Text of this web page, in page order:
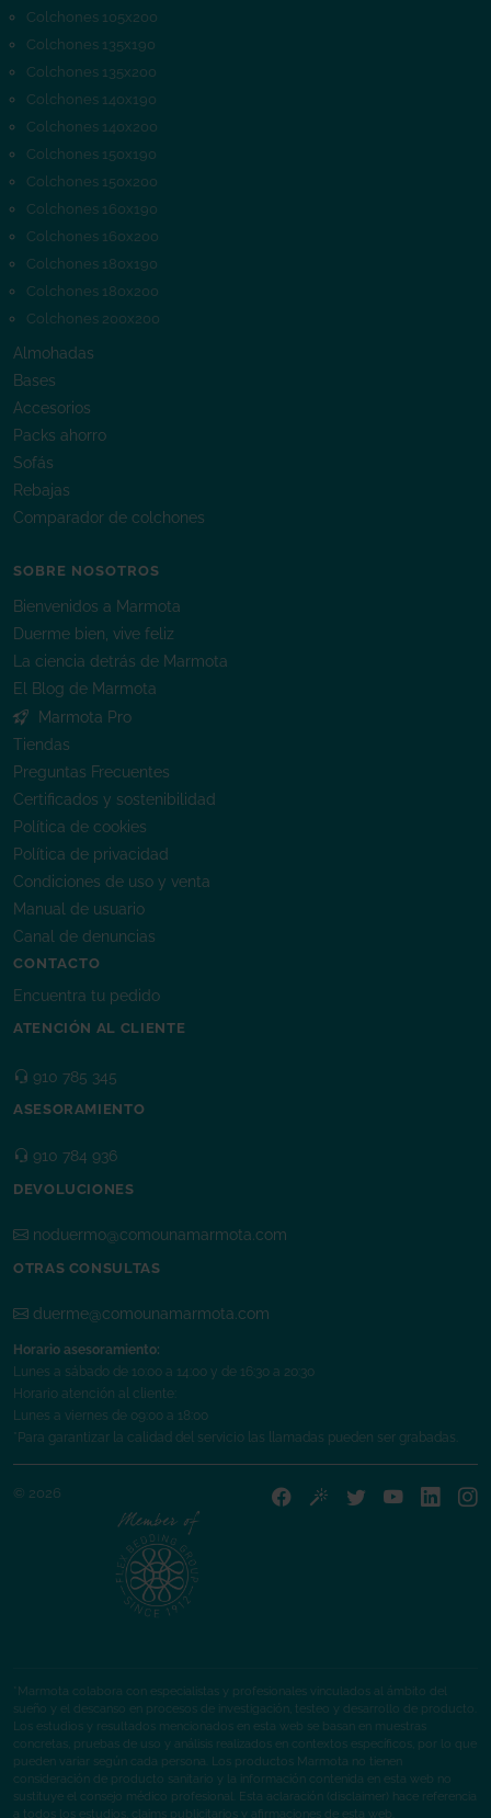
Colchones 105x200
Colchones 135x190
Colchones 135x200
Colchones 140x190
Colchones 140x200
Colchones 150x190
Colchones 150x200
Colchones 160x190
Colchones 160x200
Colchones 180x190
Colchones 180x200
Colchones 200x200
Almohadas
Bases
Accesorios
Packs ahorro
Sofás
Rebajas
Comparador de colchones
SOBRE NOSOTROS
Bienvenidos a Marmota
Duerme bien, vive feliz
La ciencia detrás de Marmota
El Blog de Marmota
Marmota Pro
Tiendas
Preguntas Frecuentes
Certificados y sostenibilidad
Política de cookies
Política de privacidad
Condiciones de uso y venta
Manual de usuario
Canal de denuncias
CONTACTO
Encuentra tu pedido
ATENCIÓN AL CLIENTE
910 785 345
ASESORAMIENTO
910 784 936
DEVOLUCIONES
noduermo@comounamarmota.com
OTRAS CONSULTAS
duerme@comounamarmota.com
Horario asesoramiento:
Lunes a sábado de 10:00 a 14:00 y de 16:30 a 20:30
Horario atención al cliente:
Lunes a viernes de 09:00 a 18:00
*Para garantizar la calidad del servicio las llamadas pueden ser grabadas.
© 2026
*Marmota colabora con especialistas y profesionales vinculados al ámbito del
sueño y el descanso en procesos de investigación, testeo y desarrollo de producto.
Los estudios y resultados mencionados en esta web se basan en muestras
concretas, pruebas de uso y análisis realizados en contextos específicos, por lo que
pueden variar según cada persona. Los productos Marmota no tienen
consideración de producto sanitario y la información contenida en esta web no
sustituye el consejo médico profesional. Esta aclaración (disclaimer) hace referencia
a todos los estudios, claims publicitarios y afirmaciones de esta web.